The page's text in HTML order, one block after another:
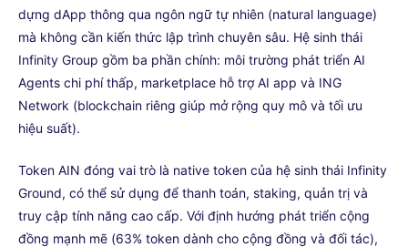
dựng dApp thông qua ngôn ngữ tự nhiên (natural language)
mà không cần kiến thức lập trình chuyên sâu. Hệ sinh thái
Infinity Group gồm ba phần chính: môi trường phát triển AI
Agents chi phí thấp, marketplace hỗ trợ AI app và ING
Network (blockchain riêng giúp mở rộng quy mô và tối ưu
hiệu suất).
Token AIN đóng vai trò là native token của hệ sinh thái Infinity
Ground, có thể sử dụng để thanh toán, staking, quản trị và
truy cập tính năng cao cấp. Với định hướng phát triển cộng
đồng mạnh mẽ (63% token dành cho cộng đồng và đối tác),